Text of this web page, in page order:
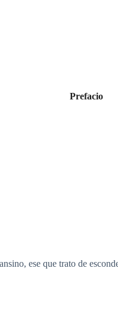
Prefacio
ese que trato de